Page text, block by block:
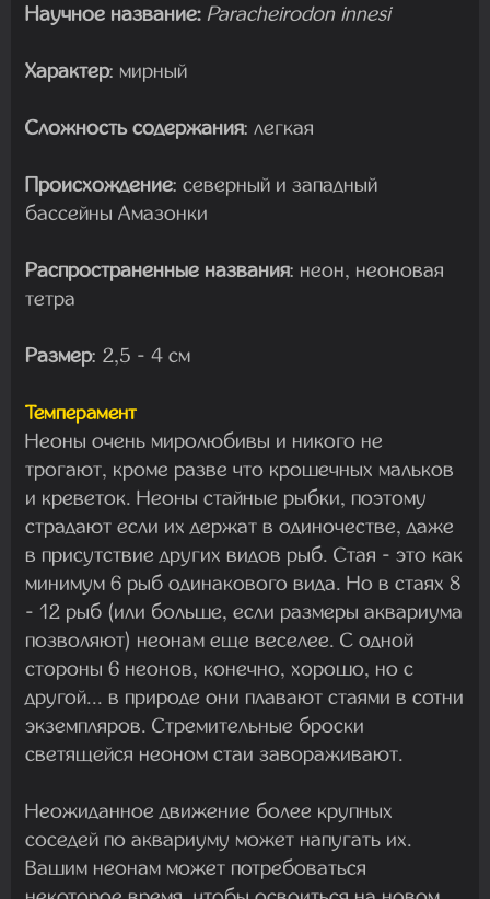
Научное название: Paracheirodon innesi
Характер: мирный
Сложность содержания: легкая
Происхождение: северный и западный
бассейны Амазонки
Распространенные названия: неон, неоновая
тетра
Размер: 2,5 - 4 см
Темперамент
Неоны очень миролюбивы и никого не
трогают, кроме разве что крошечных мальков
и креветок. Неоны стайные рыбки, поэтому
страдают если их держат в одиночестве, даже
в присутствие других видов рыб. Стая - это как
минимум 6 рыб одинакового вида. Но в стаях 8
- 12 рыб (или больше, если размеры аквариума
позволяют) неонам еще веселее. С одной
стороны 6 неонов, конечно, хорошо, но с
другой... в природе они плавают стаями в сотни
экземпляров. Стремительные броски
светящейся неоном стаи завораживают.
Неожиданное движение более крупных
соседей по аквариуму может напугать их.
Вашим неонам может потребоваться